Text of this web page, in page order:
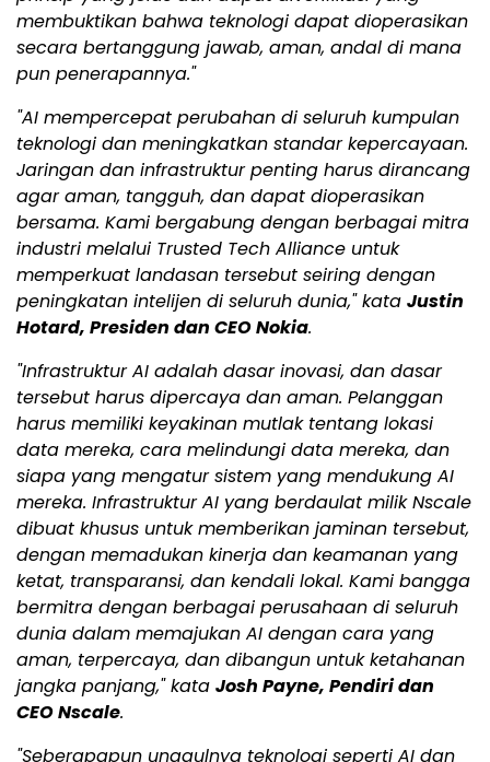
membuktikan bahwa teknologi dapat dioperasikan
secara bertanggung jawab, aman, andal di mana
pun penerapannya."
"AI mempercepat perubahan di seluruh kumpulan
teknologi dan meningkatkan standar kepercayaan.
Jaringan dan infrastruktur penting harus dirancang
agar aman, tangguh, dan dapat dioperasikan
bersama. Kami bergabung dengan berbagai mitra
industri melalui Trusted Tech Alliance untuk
memperkuat landasan tersebut seiring dengan
peningkatan intelijen di seluruh dunia," kata Justin
Hotard, Presiden dan CEO Nokia.
"Infrastruktur AI adalah dasar inovasi, dan dasar
tersebut harus dipercaya dan aman. Pelanggan
harus memiliki keyakinan mutlak tentang lokasi
data mereka, cara melindungi data mereka, dan
siapa yang mengatur sistem yang mendukung AI
mereka. Infrastruktur AI yang berdaulat milik Nscale
dibuat khusus untuk memberikan jaminan tersebut,
dengan memadukan kinerja dan keamanan yang
ketat, transparansi, dan kendali lokal. Kami bangga
bermitra dengan berbagai perusahaan di seluruh
dunia dalam memajukan AI dengan cara yang
aman, terpercaya, dan dibangun untuk ketahanan
jangka panjang," kata Josh Payne, Pendiri dan
CEO Nscale.
"Seberapapun unggulnya teknologi seperti AI dan